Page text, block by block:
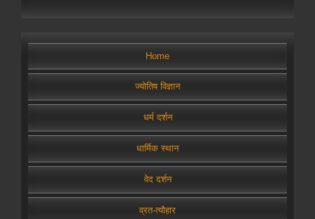
Home
ज्योतिष विज्ञान
धर्म दर्शन
धार्मिक स्थान
वेद दर्शन
व्रत-त्यौहार